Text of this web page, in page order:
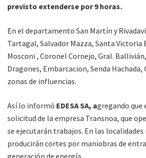
previsto extenderse por 9 horas.
En el departamento San Martín y
Tartagal, Salvador Mazza, Santa Victoria
Mosconi , Coronel Cornejo, Gral.
Dragones, Embarcacion, Senda Hachada,
zonas de influencias.
Así lo informó EDESA SA, agregando que
solicitud de la empresa Transnoa, que
se ejecutarán trabajos. En las localidades
producirán cortes por maniobras de
generación de energía.